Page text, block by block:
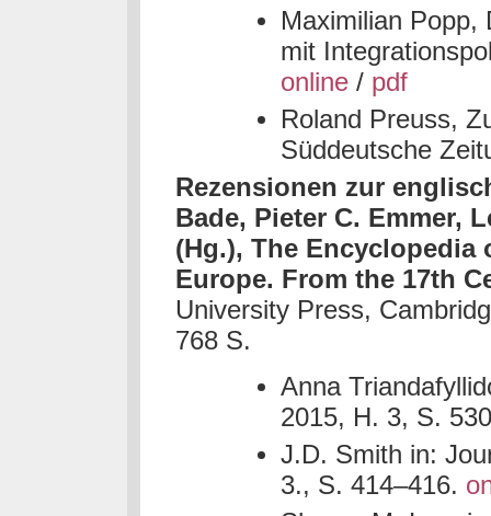
Maximilian Popp,
mit
online / pdf
Roland Preuss,
Süddeutsche
Rezensionen zur
Bade, Pieter C. Emmer,
(Hg.), The
Europe. From the 17th
University Press,
768 S.
Anna
2015, H. 3, S.
J.D. Smith in:
3., S. 414–416.